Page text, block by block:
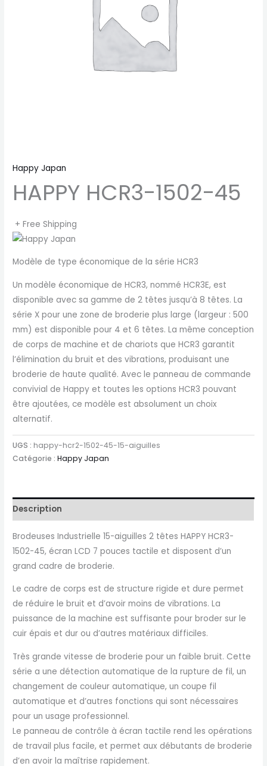
Happy Japan
HAPPY HCR3-1502-45
+ Free Shipping
Modèle de type économique de la série HCR3
Un modèle économique de HCR3, nommé HCR3E, est
disponible avec sa gamme de 2 têtes jusqu’à 8 têtes. La
série X pour une zone de broderie plus large (largeur : 500
mm) est disponible pour 4 et 6 têtes. La même conception
de corps de machine et de chariots que HCR3 garantit
l’élimination du bruit et des vibrations, produisant une
broderie de haute qualité. Avec le panneau de commande
convivial de Happy et toutes les options HCR3 pouvant
être ajoutées, ce modèle est absolument un choix
alternatif.
UGS : happy-hcr2-1502-45-15-aiguilles
Catégorie :Happy Japan
Description
Brodeuses Industrielle 15-aiguilles 2 têtes HAPPY HCR3-
1502-45, écran LCD 7 pouces tactile et disposent d’un
grand cadre de broderie.
Le cadre de corps est de structure rigide et dure permet
de réduire le bruit et d’avoir moins de vibrations. La
puissance de la machine est suffisante pour broder sur le
cuir épais et dur ou d’autres matériaux difficiles.
Très grande vitesse de broderie pour un faible bruit. Cette
série a une détection automatique de la rupture de fil, un
changement de couleur automatique, un coupe fil
automatique et d’autres fonctions qui sont nécessaires
pour un usage professionnel.
Le panneau de contrôle à écran tactile rend les opérations
de travail plus facile, et permet aux débutants de broderie
d’en avoir la maîtrise rapidement.